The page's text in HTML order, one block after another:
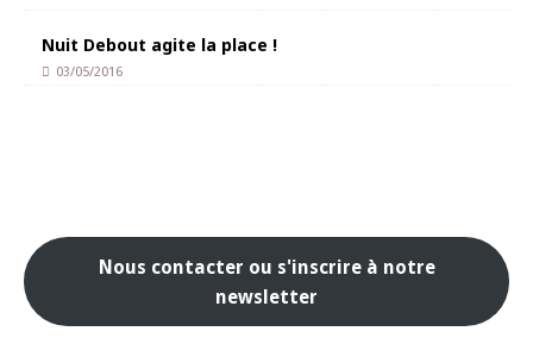
Nuit Debout agite la place !
03/05/2016
Nous contacter ou s'inscrire à notre
newsletter